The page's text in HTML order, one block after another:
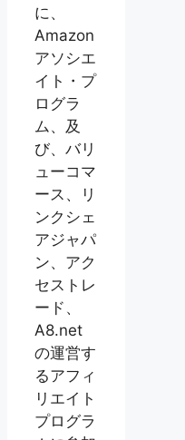
に、
Amazon
アソシエ
イト・プ
ログラ
ム、及
び、バリ
ューコマ
ース、リ
ンクシェ
アジャパ
ン、アク
セストレ
ード、
A8.net
の運営す
るアフィ
リエイト
プログラ